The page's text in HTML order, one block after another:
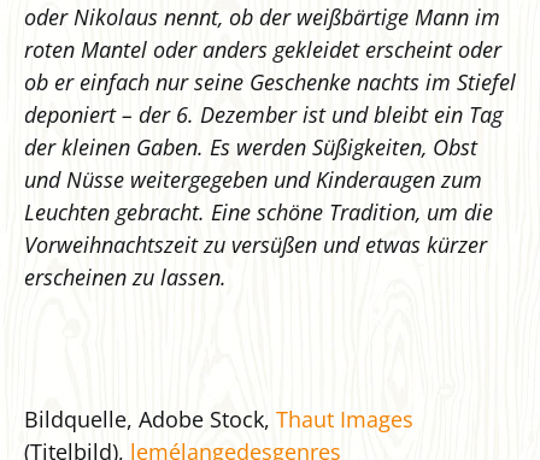
oder Nikolaus nennt, ob der weißbärtige Mann im
roten Mantel oder anders gekleidet erscheint oder
ob er einfach nur seine Geschenke nachts im Stiefel
deponiert – der 6. Dezember ist und bleibt ein Tag
der kleinen Gaben. Es werden Süßigkeiten, Obst
und Nüsse weitergegeben und Kinderaugen zum
Leuchten gebracht. Eine schöne Tradition, um die
Vorweihnachtszeit zu versüßen und etwas kürzer
erscheinen zu lassen.
Bildquelle, Adobe Stock, Thaut Images
(Titelbild), lemélangedesgenres